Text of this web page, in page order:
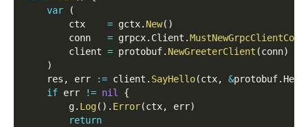
var
(
        ctx
= gctx. New( )
        conn
= grpcx. Client .MustNewGrpcClientConn
        client
= protobuf. NewGreeterClient (conn)
)
    res
, err := client . SayHello(ctx, &protobuf.
if err != nil
{
        g
. Log( ) . Error(ctx, err)
return